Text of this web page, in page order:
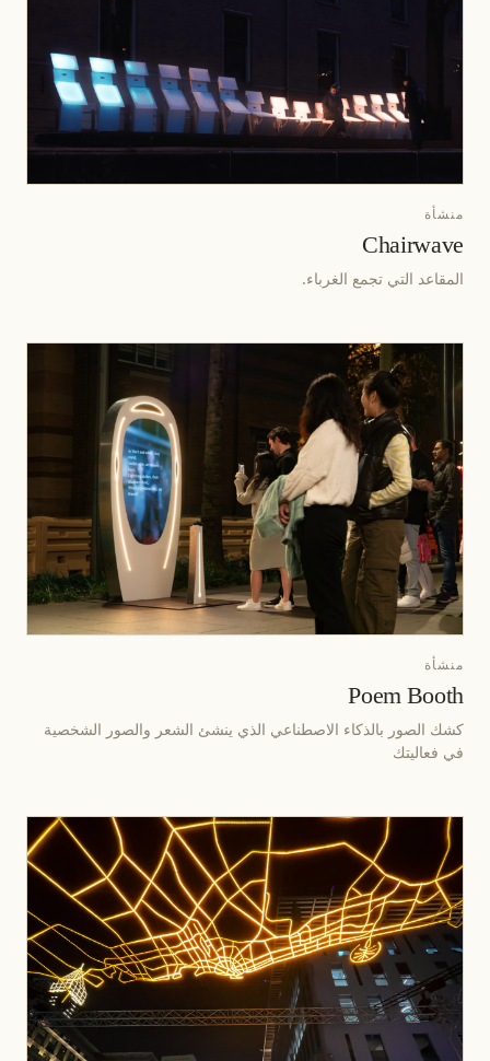
منشأة
Chairwave
المقاعد التي تجمع الغرباء.
منشأة
Poem Booth
كشك الصور بالذكاء الاصطناعي الذي ينشئ الشعر والصور الشخصية
في فعاليتك